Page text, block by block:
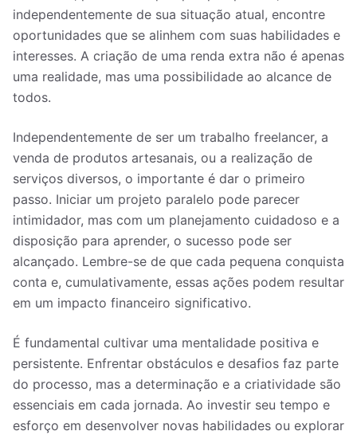
independentemente de sua situação atual, encontre
oportunidades que se alinhem com suas habilidades e
interesses. A criação de uma renda extra não é apenas
uma realidade, mas uma possibilidade ao alcance de
todos.
Independentemente de ser um trabalho freelancer, a
venda de produtos artesanais, ou a realização de
serviços diversos, o importante é dar o primeiro
passo. Iniciar um projeto paralelo pode parecer
intimidador, mas com um planejamento cuidadoso e a
disposição para aprender, o sucesso pode ser
alcançado. Lembre-se de que cada pequena conquista
conta e, cumulativamente, essas ações podem resultar
em um impacto financeiro significativo.
É fundamental cultivar uma mentalidade positiva e
persistente. Enfrentar obstáculos e desafios faz parte
do processo, mas a determinação e a criatividade são
essenciais em cada jornada. Ao investir seu tempo e
esforço em desenvolver novas habilidades ou explorar